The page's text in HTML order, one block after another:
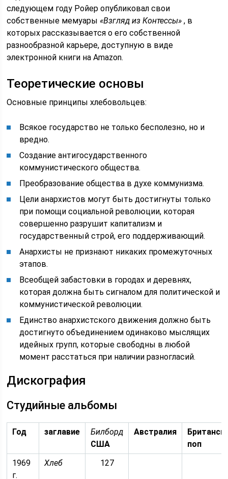
следующем году Ройер опубликовал свои
собственные мемуары«Взгляд из Контессы» , в
которых рассказывается о его собственной
разнообразной карьере, доступную в виде
электронной книги на Amazon.
Теоретические основы
Основные принципы хлебовольцев:
Всякое государство не только бесполезно, но и
вредно.
Создание антигосударственного
коммунистического общества.
Преобразование общества в духе коммунизма.
Цели анархистов могут быть достигнуты только
при помощи социальной революции, которая
совершенно разрушит капитализм и
государственный строй, его поддерживающий.
Анархисты не признают никаких промежуточных
этапов.
Всеобщей забастовки в городах и деревнях,
которая должна быть сигналом для политической и
коммунистической революции.
Единство анархистского движения должно быть
достигнуто объединением одинаково мыслящих
идейных групп, которые свободны в любой
момент расстаться при наличии разногласий.
Дискография
Студийные альбомы
Год заглавие
Билборд
США
Австралия
поп
1969
г.
Хлеб 127